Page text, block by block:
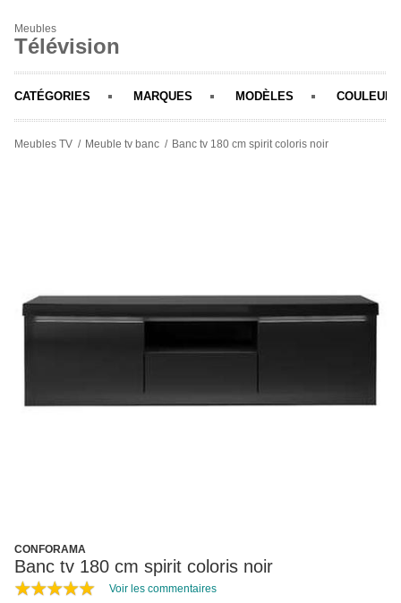
Meubles
Télévision
CATÉGORIES MARQUES MODÈLES COULEURS
Meubles TV Meuble tv banc Banc tv 180 cm spirit coloris noir
CONFORAMA
Banc tv 180 cm spirit coloris noir
Voir les commentaires